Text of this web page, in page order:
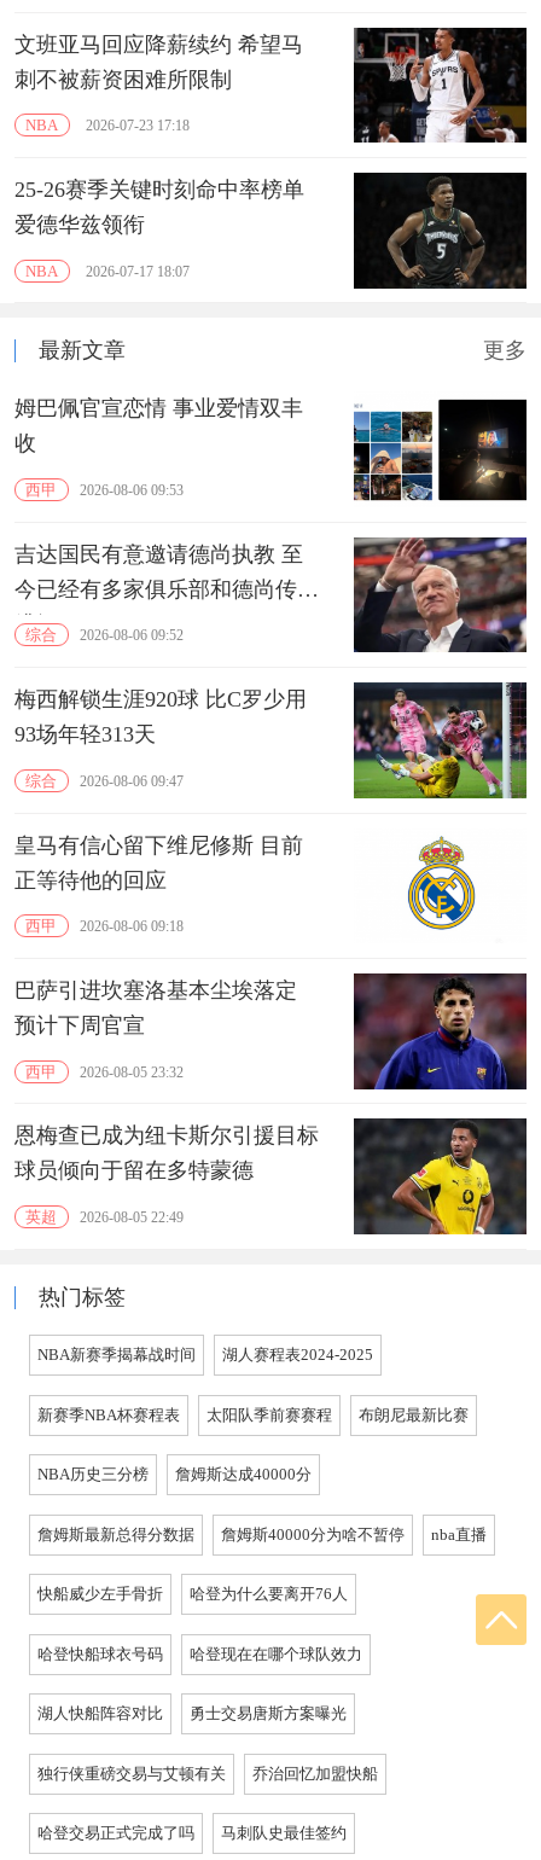
文班亚马回应降薪续约 希望马
刺不被薪资困难所限制
NBA 2026-07-23 17:18
25-26赛季关键时刻命中率榜单
爱德华兹领衔
NBA 2026-07-17 18:07
最新文章 更多
姆巴佩官宣恋情 事业爱情双丰
收
西甲 2026-08-06 09:53
吉达国民有意邀请德尚执教 至
今已经有多家俱乐部和德尚传出
绯闻
综合 2026-08-06 09:52
梅西解锁生涯920球 比C罗少用
93场年轻313天
综合 2026-08-06 09:47
皇马有信心留下维尼修斯 目前
正等待他的回应
西甲 2026-08-06 09:18
巴萨引进坎塞洛基本尘埃落定
预计下周官宣
西甲 2026-08-05 23:32
恩梅查已成为纽卡斯尔引援目标
球员倾向于留在多特蒙德
英超 2026-08-05 22:49
热门标签
NBA新赛季揭幕战时间 湖人赛程表2024-2025
新赛季NBA杯赛程表 太阳队季前赛赛程 布朗尼最新比赛
NBA历史三分榜 詹姆斯达成40000分
詹姆斯最新总得分数据 詹姆斯40000分为啥不暂停 nba直播
快船威少左手骨折 哈登为什么要离开76人
哈登快船球衣号码 哈登现在在哪个球队效力
湖人快船阵容对比 勇士交易唐斯方案曝光
独行侠重磅交易与艾顿有关 乔治回忆加盟快船
哈登交易正式完成了吗 马刺队史最佳签约